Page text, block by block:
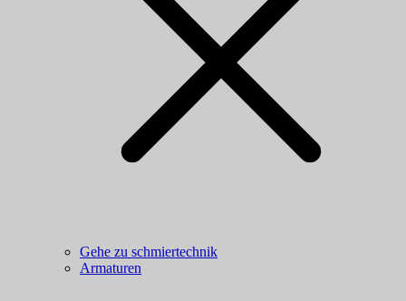
Gehe zu schmiertechnik
Armaturen